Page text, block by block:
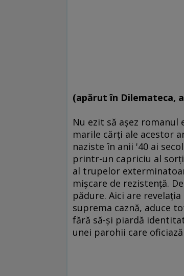
(apărut în Dilemateca,
Nu ezit să aşez
marile cărţi ale acestor
naziste în anii '40 ai
printr-un capriciu al
al trupelor
mişcare de rezistenţă.
pădure. Aici are
suprema caznă, aduce
fără să-şi piardă
unei parohii care